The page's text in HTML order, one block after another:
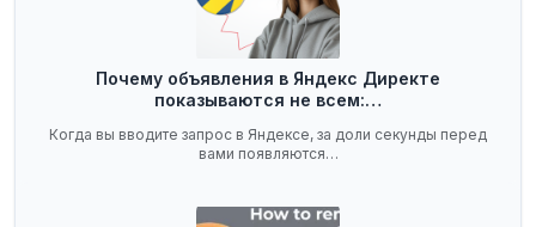
Почему объявления в Яндекс Директе
показываются не всем:…
Когда вы вводите запрос в Яндексе, за доли секунды перед
вами появляются…